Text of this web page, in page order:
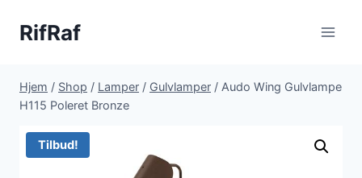
RifRaf
Hjem / Shop / Lamper / Gulvlamper / Audo Wing Gulvlampe
H115 Poleret Bronze
Tilbud!